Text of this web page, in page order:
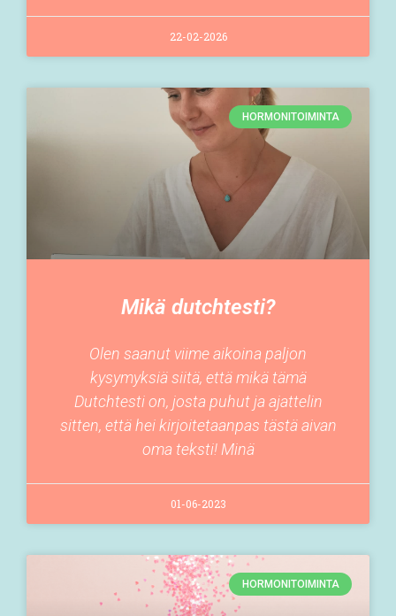
22-02-2026
HORMONITOIMINTA
Mikä dutchtesti?
Olen saanut viime aikoina paljon
kysymyksiä siitä, että mikä tämä
Dutchtesti on, josta puhut ja ajattelin
sitten, että hei kirjoitetaanpas tästä aivan
oma teksti! Minä
01-06-2023
HORMONITOIMINTA